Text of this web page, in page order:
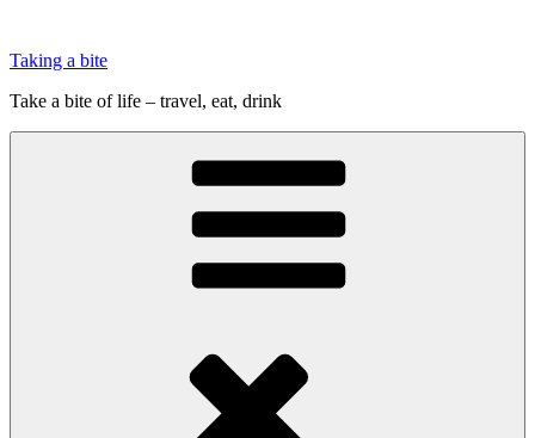
indhold
Taking a bite
Take a bite of life – travel, eat, drink